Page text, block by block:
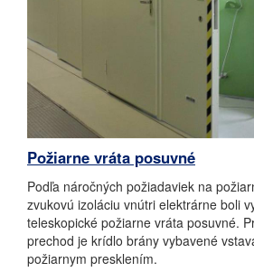
Požiarne vráta posuvné
Podľa náročných požiadaviek na
zvukovú izoláciu vnútri elektrárne boli
teleskopické požiarne vráta posuvné.
prechod je krídlo brány vybavené
požiarnym presklením.